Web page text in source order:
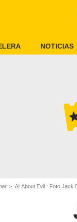
NOTICIAS
All About Evil : Foto Jack